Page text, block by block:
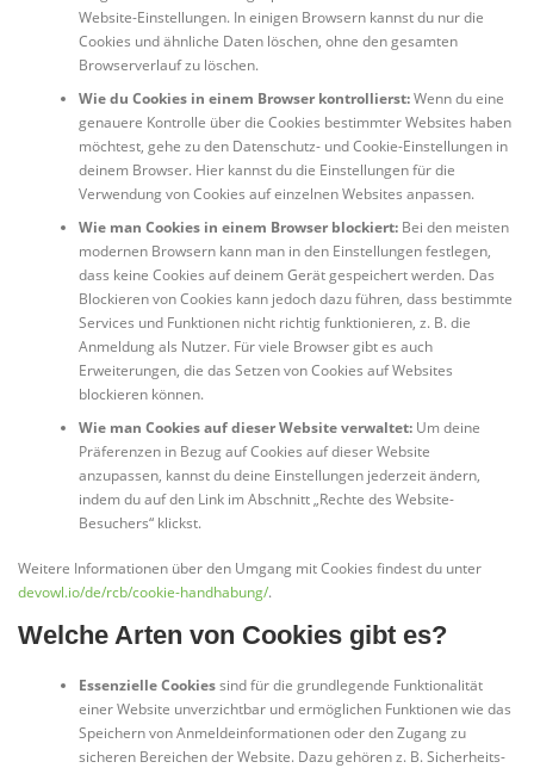
Website-Einstellungen. In einigen Browsern kannst du nur die
Cookies und ähnliche Daten löschen, ohne den gesamten
Browserverlauf zu löschen.
Wie du Cookies in einem Browser kontrollierst:Wenn du eine
genauere Kontrolle über die Cookies bestimmter Websites haben
möchtest, gehe zu den Datenschutz- und Cookie-Einstellungen in
deinem Browser. Hier kannst du die Einstellungen für die
Verwendung von Cookies auf einzelnen Websites anpassen.
Wie man Cookies in einem Browser blockiert:Bei den meisten
modernen Browsern kann man in den Einstellungen festlegen,
dass keine Cookies auf deinem Gerät gespeichert werden. Das
Blockieren von Cookies kann jedoch dazu führen, dass bestimmte
Services und Funktionen nicht richtig funktionieren, z. B. die
Anmeldung als Nutzer. Für viele Browser gibt es auch
Erweiterungen, die das Setzen von Cookies auf Websites
blockieren können.
Wie man Cookies auf dieser Website verwaltet:Um deine
Präferenzen in Bezug auf Cookies auf dieser Website
anzupassen, kannst du deine Einstellungen jederzeit ändern,
indem du auf den Link im Abschnitt „Rechte des Website-
Besuchers“ klickst.
Weitere Informationen über den Umgang mit Cookies findest du unter
devowl.io/de/rcb/cookie-handhabung/.
Welche Arten von Cookies gibt es?
Essenzielle Cookiessind für die grundlegende Funktionalität
einer Website unverzichtbar und ermöglichen Funktionen wie das
Speichern von Anmeldeinformationen oder den Zugang zu
sicheren Bereichen der Website. Dazu gehören z. B. Sicherheits-